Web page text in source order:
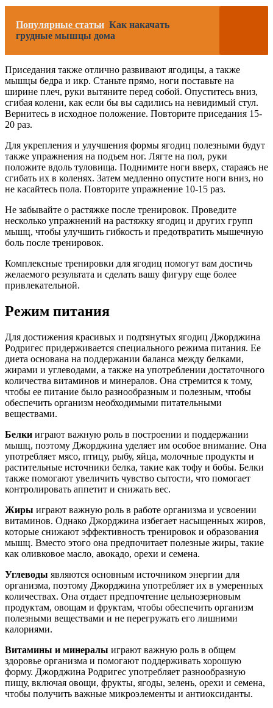
Популярные статьи Как накачать
грудные мышцы дома
Приседания также отлично развивают ягодицы, а также
мышцы бедра и икр. Станьте прямо, ноги поставьте на
ширине плеч, руки вытяните перед собой. Опуститесь вниз,
сгибая колени, как если бы вы садились на невидимый стул.
Вернитесь в исходное положение. Повторите приседания 15-
20 раз.
Для укрепления и улучшения формы ягодиц полезными будут
также упражнения на подъем ног. Лягте на пол, руки
положите вдоль туловища. Поднимите ноги вверх, стараясь не
сгибать их в коленях. Затем медленно опустите ноги вниз, но
не касайтесь пола. Повторите упражнение 10-15 раз.
Не забывайте о растяжке после тренировок. Проведите
несколько упражнений на растяжку ягодиц и других групп
мышц, чтобы улучшить гибкость и предотвратить мышечную
боль после тренировок.
Комплексные тренировки для ягодиц помогут вам достичь
желаемого результата и сделать вашу фигуру еще более
привлекательной.
Режим питания
Для достижения красивых и подтянутых ягодиц Джорджина
Родригес придерживается специального режима питания. Ее
диета основана на поддержании баланса между белками,
жирами и углеводами, а также на употреблении достаточного
количества витаминов и минералов. Она стремится к тому,
чтобы ее питание было разнообразным и полезным, чтобы
обеспечить организм необходимыми питательными
веществами.
Белки играют важную роль в построении и поддержании
мышц, поэтому Джорджина уделяет им особое внимание. Она
употребляет мясо, птицу, рыбу, яйца, молочные продукты и
растительные источники белка, такие как тофу и бобы. Белки
также помогают увеличить чувство сытости, что помогает
контролировать аппетит и снижать вес.
Жиры играют важную роль в работе организма и усвоении
витаминов. Однако Джорджина избегает насыщенных жиров,
которые снижают эффективность тренировок и образования
мышц. Вместо этого она предпочитает полезные жиры, такие
как оливковое масло, авокадо, орехи и семена.
Углеводы являются основным источником энергии для
организма, поэтому Джорджина употребляет их в умеренных
количествах. Она отдает предпочтение цельнозерновым
продуктам, овощам и фруктам, чтобы обеспечить организм
полезными веществами и не перегружать его лишними
калориями.
Витамины и минералы играют важную роль в общем
здоровье организма и помогают поддерживать хорошую
форму. Джорджина Родригес употребляет разнообразную
пищу, включая овощи, фрукты, ягоды, зелень, орехи и семена,
чтобы получить важные микроэлементы и антиоксиданты.